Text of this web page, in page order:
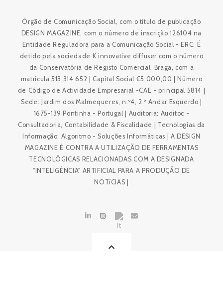
Órgão de Comunicação Social, com o título de publicação
DESIGN MAGAZINE, com o número de inscrição 126104 na
Entidade Reguladora para a Comunicação Social - ERC. É
detido pela sociedade K innovative diffuser com o número
da Conservatória de Registo Comercial, Braga, com a
matrícula 513 314 652 | Capital Social €5.000,00 | Número
de Código de Actividade Empresarial -CAE - principal 5814 |
Sede: Jardim dos Malmequeres, n.º4, 2.º Andar Esquerdo |
1675-139 Pontinha - Portugal | Auditoria: Auditoc -
Consultadoria, Contabilidade & Fiscalidade | Tecnologias da
Informação: Algoritmo - Soluções Informáticas | A DESIGN
MAGAZINE É CONTRA A UTILIZAÇÃO DE FERRAMENTAS
TECNOLÓGICAS RELACIONADAS COM A DESIGNADA
"INTELIGÊNCIA" ARTIFICIAL PARA A PRODUÇÃO DE
NOTíCIAS |